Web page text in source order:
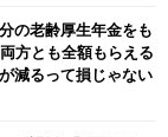
の老齢厚生年金をも
方とも全額もらえる
減るって損じゃない